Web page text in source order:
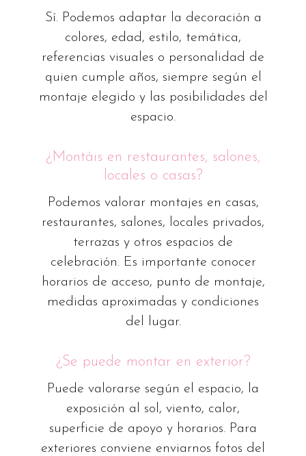
Sí. Podemos adaptar la decoración a
colores, edad, estilo, temática,
referencias visuales o personalidad de
quien cumple años, siempre según el
montaje elegido y las posibilidades del
espacio.
¿Montáis en restaurantes, salones,
locales o casas?
Podemos valorar montajes en casas,
restaurantes, salones, locales privados,
terrazas y otros espacios de
celebración. Es importante conocer
horarios de acceso, punto de montaje,
medidas aproximadas y condiciones
del lugar.
¿Se puede montar en exterior?
Puede valorarse según el espacio, la
exposición al sol, viento, calor,
superficie de apoyo y horarios. Para
exteriores conviene enviarnos fotos del